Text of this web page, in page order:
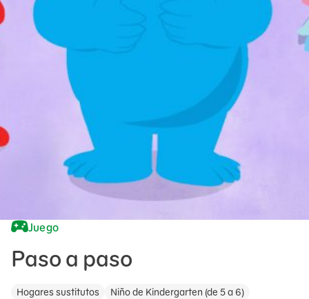
About Us
Juego
Paso a paso
Hogares sustitutos
Niño de Kindergarten (de 5 a 6)